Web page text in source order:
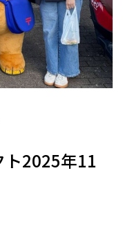
ト2025年11